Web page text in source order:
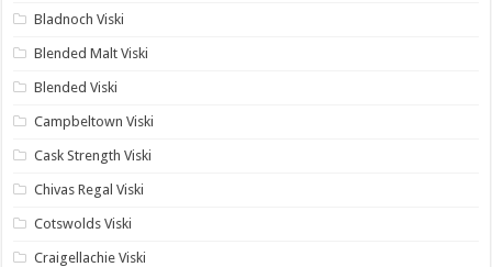
Bladnoch Viski
Blended Malt Viski
Blended Viski
Campbeltown Viski
Cask Strength Viski
Chivas Regal Viski
Cotswolds Viski
Craigellachie Viski